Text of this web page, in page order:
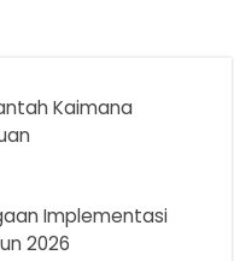
Kaimana
Implementasi
2026